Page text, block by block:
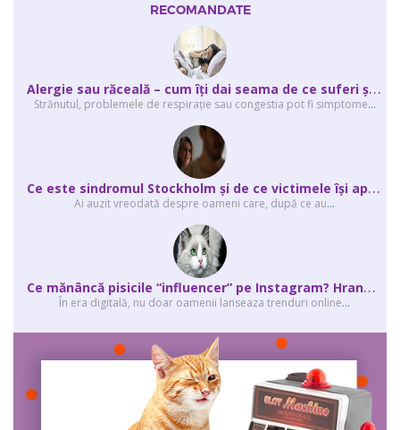
RECOMANDATE
A
lergie sau răceală – cum îţi dai seama de ce suferi și de ce conteaz...
Strănutul, problemele de respirație sau congestia pot fi simptome...
C
e este sindromul Stockholm și de ce victimele își apără agresorii.
Ai auzit vreodată despre oameni care, după ce au...
C
e mănâncă pisicile “influencer” pe Instagram? Hrana lor virală
În era digitală, nu doar oamenii lanseaza trenduri online...